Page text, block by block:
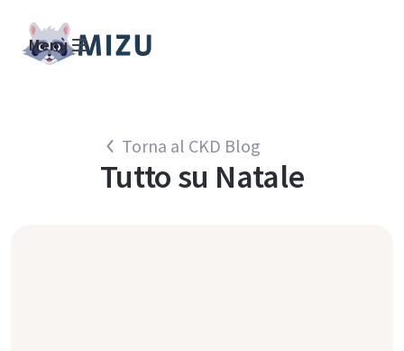
Menù
Torna al CKD Blog
Tutto su Natale